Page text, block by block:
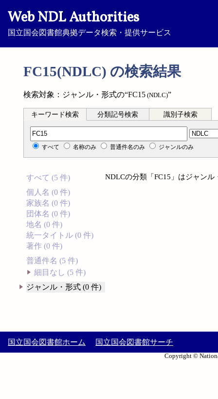
Web NDL Authorities
国立国会図書館典拠データ検索・提供サービス
FC15(NDLC) の検索結果
検索対象：ジャンル・形式の“FC15 (NDLC)”
キーワード検索 分類記号検索 識別子検索
分類記号検索
すべて 名称のみ 普通件名のみ ジャンルのみ
すべて (5 件)
個人名 (0 件)
家族名 (0 件)
団体名 (0 件)
地名 (0 件)
統一タイトル (0 件)
著作 (0 件)
普通件名 (5 件)
細目なし (5 件)
ジャンル・形式 (0 件)
NDLCの分類「FC15」はジャン
国立国会図書館ホーム 国立国会図書館サーチ
Copyright ©